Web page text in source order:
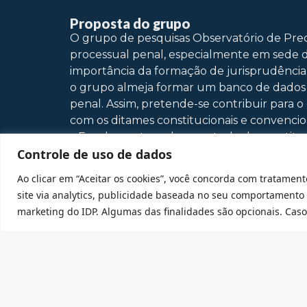
Controle de uso de dados
Ao clicar em “Aceitar os cookies”, você concorda com
site via analytics, publicidade baseada no seu
marketing do IDP. Algumas das finalidades são opcionais.
Proposta do grupo
O grupo de pesquisas Observatório de
processual penal, especialmente em
importância da formação de
o grupo almeja formar um banco de
penal. Assim, pretende-se contribuir para
com os ditames constitucionais e
– Fundamentos sobre controle de
constitucionalidade de leis penais e
– Dogmática processual penal e
dogmática processual penal.